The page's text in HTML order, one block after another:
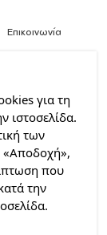
Επικοινωνία
για τη
ιστοσελίδα.
των
«Αποδοχή»,
που
την